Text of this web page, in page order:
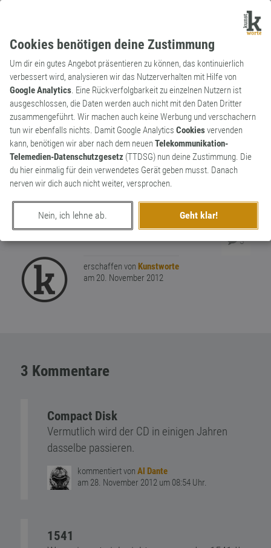
Cookies benötigen deine Zustimmung
Um dir ein gutes Angebot präsentieren zu können, das kontinuierlich
verbessert wird, analysieren wir das Nutzerverhalten mit Hilfe von
Google Analytics. Eine Rückverfolgbarkeit zu einzelnen Nutzern ist
ausgeschlossen, die Daten werden auch nicht mit den Daten Dritter
zusammengeführt. Wir machen auch keine Werbung und verschachern
tun wir ebenfalls nichts. Damit Google Analytics Cookiesvervenden
kann, benötigen wir aber nach dem neuenTelekommunikation-
Telemedien-Datenschutzgesetz (TTDSG) nun deine Zustimmung. Die
du hier einmalig für dein verwendetes Gerät geben musst. Danach
nerven wir dich auch nicht weiter, versprochen.
Nein, ich lehne ab. Geht klar!
Archaismus
Substantiv
Diskette
Magnetischer Datenträger, der bis in die
1990er Jahre noch allgemein bekannt war.
Das Wort verschwindet immer mehr aus
jüngere Generation kann mit Diskette oder
Floppy heute kaum noch was anfangen.
3
erschaffen von Kunstworte
am 20. November 2012
3 Kommentare
Compact Disk
Vermutlich wird der CD in einigen Jahren
dasselbe passieren.
kommentiert von Al Dante
am 28. November 2012 um 08:54 Uhr.
1541